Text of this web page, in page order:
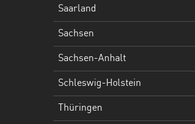
Thüringen
Saarland
Sachsen
Sachsen-Anhalt
Schleswig-Holstein
Thüringen